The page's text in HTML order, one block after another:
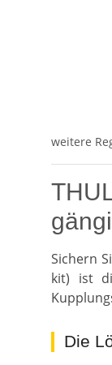
weitere
Sichern
kit) ist
Die